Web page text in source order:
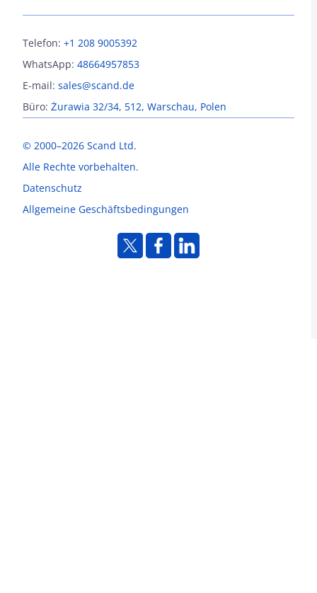
© 2000–2026 Scand Ltd.
Alle Rechte vorbehalten.
Datenschutz
Allgemeine Geschäftsbedingungen
Telefon: +1 208 9005392
WhatsApp: 48664957853
E-mail: sales@scand.de
Büro: Żurawia 32/34, 512, Warschau, Polen